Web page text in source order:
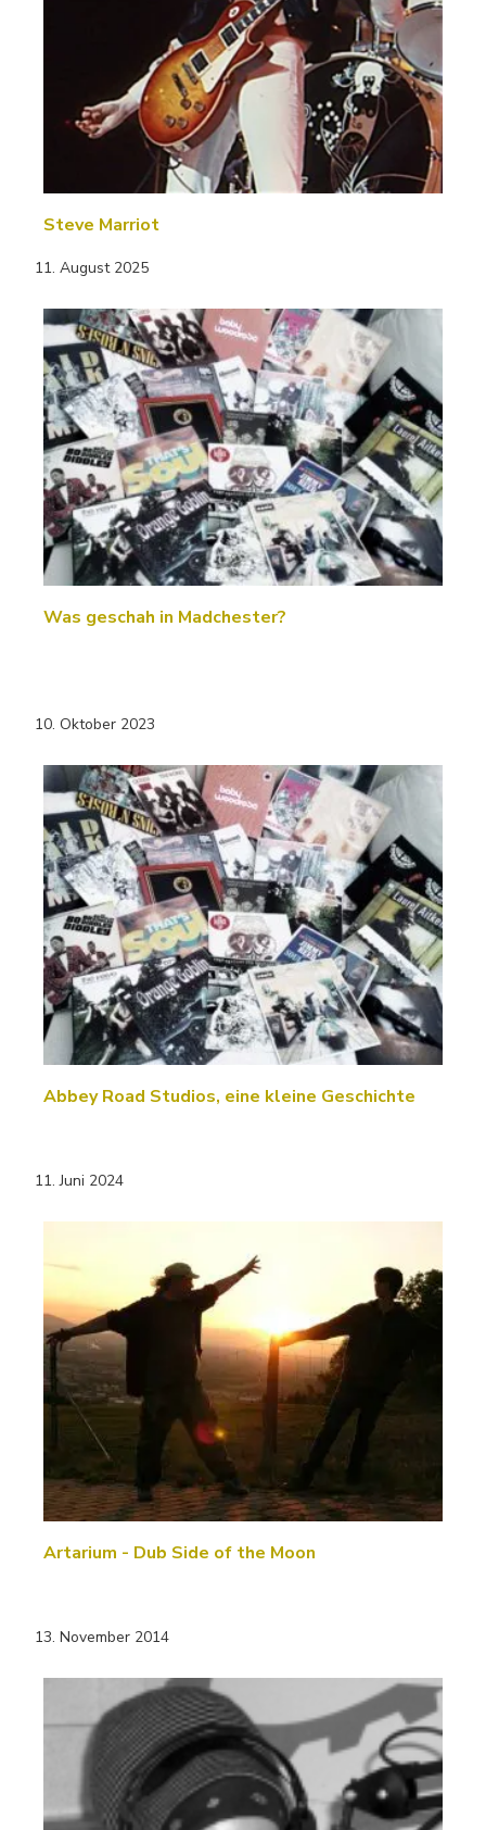
Steve Marriot
11. August 2025
Was geschah in Madchester?
10. Oktober 2023
Abbey Road Studios, eine kleine Geschichte
11. Juni 2024
Artarium - Dub Side of the Moon
13. November 2014